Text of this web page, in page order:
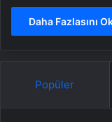
Daha Fazlasını
Popüler